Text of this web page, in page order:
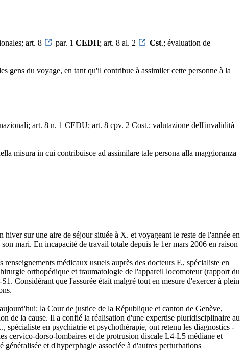
art. 8 par. 1 CEDH; art. 8 al. 2 Cst.; évaluation de
gens du voyage, en tant qu'il contribue à assimiler cette personne à la
art. 8 n. 1 CEDU; art. 8 cpv. 2 Cost.; valutazione dell'invalidità
misura in cui contribuisce ad assimilare tale persona alla maggioranza
sur une aire de séjour située à X. et voyageant le reste de l'année en
mari. En incapacité de travail totale depuis le 1er mars 2006 en raison
médicaux usuels auprès des docteurs F., spécialiste en
orthopédique et traumatologie de l'appareil locomoteur (rapport du
Considérant que l'assurée était malgré tout en mesure d'exercer à plein
la Cour de justice de la République et canton de Genève,
de la cause. Il a confié la réalisation d'une expertise pluridisciplinaire au
en psychiatrie et psychothérapie, ont retenu les diagnostics -
cervico-dorso-lombaires et de protrusion discale L4-L5 médiane et
et d'hyperphagie associée à d'autres perturbations